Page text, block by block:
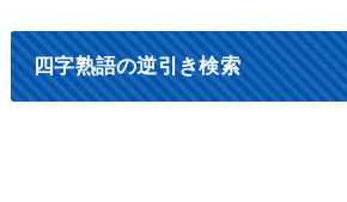
四字熟語の逆引き検索